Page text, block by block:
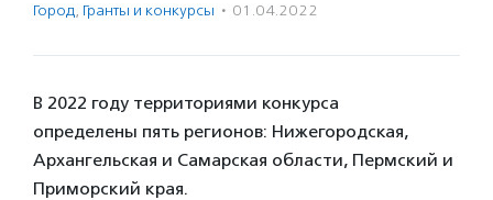
Город, Гранты и конкурсы · 01.04.2022
В 2022 году территориями конкурса
определены пять регионов: Нижегородская,
Архангельская и Самарская области, Пермский и
Приморский края.